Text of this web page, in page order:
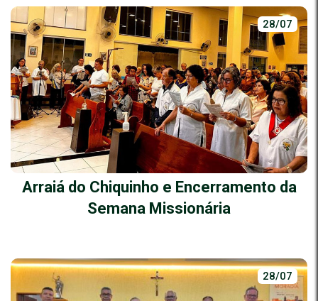
28/07
Arraiá do Chiquinho e Encerramento da
Semana Missionária
28/07